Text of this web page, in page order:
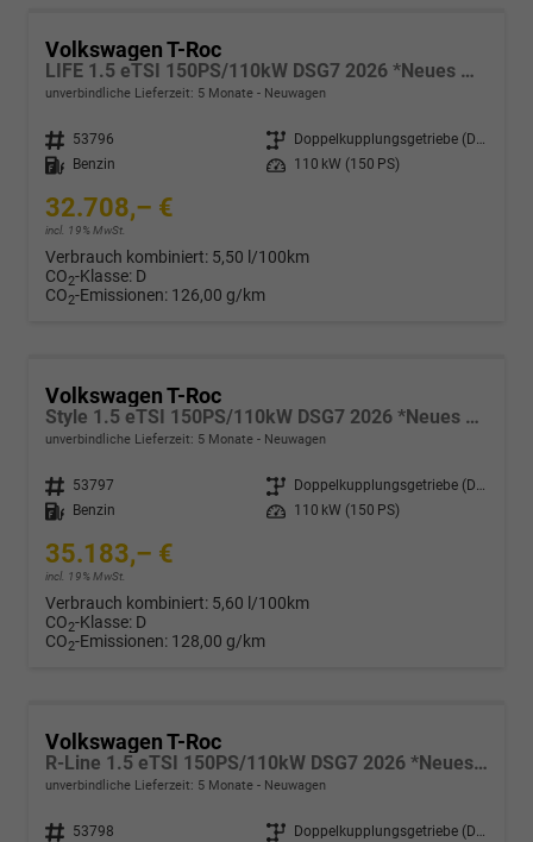
Volkswagen T-Roc
LIFE 1.5 eTSI 150PS/110kW DSG7 2026 *Neues Modell*
unverbindliche Lieferzeit: 5 Monate Neuwagen
Fahrzeugnr. 53796 Getriebe
Doppelkupplungsgetriebe (DSG)
Kraftstoff
Benzin Leistung 110 kW (150 PS)
32.708,– €
incl. 19% MwSt.
Verbrauch kombiniert: 5,50 l/100km
CO2-Klasse: D
CO2-Emissionen: 126,00 g/km
Volkswagen T-Roc
Style 1.5 eTSI 150PS/110kW DSG7 2026 *Neues Modell*
unverbindliche Lieferzeit: 5 Monate Neuwagen
Fahrzeugnr. 53797 Getriebe
Doppelkupplungsgetriebe (DSG)
Kraftstoff
Benzin Leistung 110 kW (150 PS)
35.183,– €
incl. 19% MwSt.
Verbrauch kombiniert: 5,60 l/100km
CO2-Klasse: D
CO2-Emissionen: 128,00 g/km
Volkswagen T-Roc
R-Line 1.5 eTSI 150PS/110kW DSG7 2026 *Neues Modell*
unverbindliche Lieferzeit: 5 Monate Neuwagen
Fahrzeugnr. 53798 Getriebe
Doppelkupplungsgetriebe (DSG)